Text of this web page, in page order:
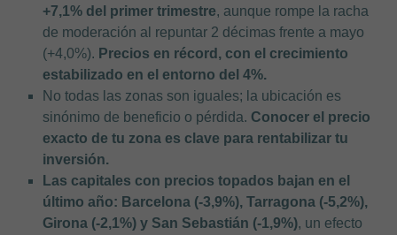
+7,1% del primer trimestre, aunque rompe la racha
de moderación al repuntar 2 décimas frente a mayo
(+4,0%). Precios en récord, con el crecimiento
estabilizado en el entorno del 4%.
No todas las zonas son iguales; la ubicación es
sinónimo de beneficio o pérdida. Conocer el precio
exacto de tu zona es clave para rentabilizar tu
inversión.
Las capitales con precios topados bajan en el
último año: Barcelona (-3,9%), Tarragona (-5,2%),
Girona (-2,1%) y San Sebastián (-1,9%), un efecto